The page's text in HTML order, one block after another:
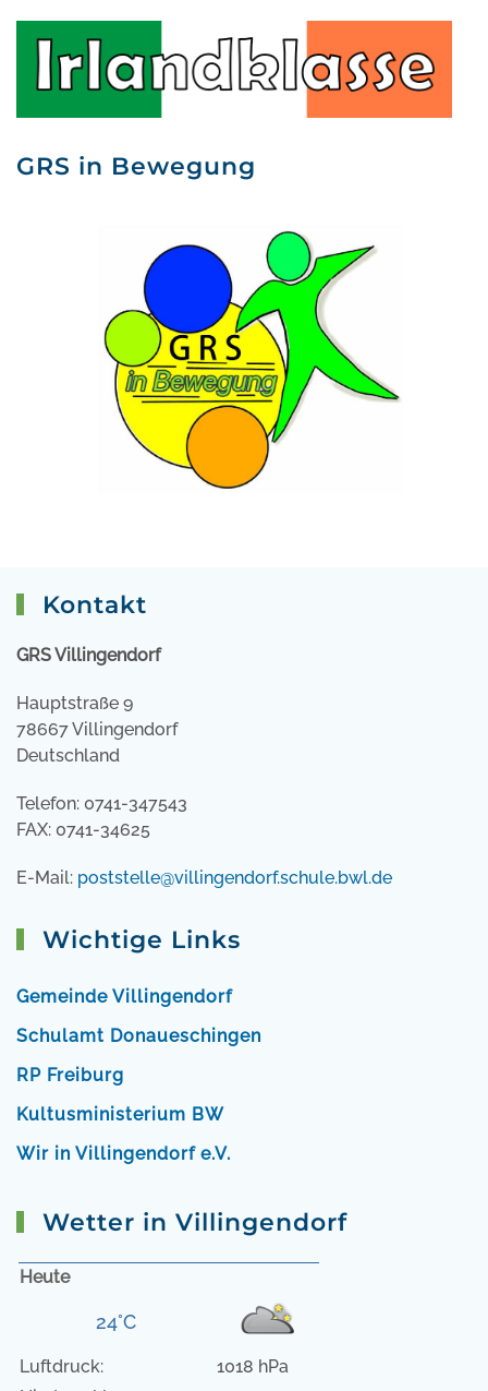
GRS in Bewegung
Kontakt
GRS Villingendorf
Hauptstraße 9
78667 Villingendorf
Deutschland
Telefon: 0741-347543
FAX: 0741-34625
E-Mail: poststelle@villingendorf.schule.bwl.de
Wichtige Links
Gemeinde Villingendorf
Schulamt Donaueschingen
RP Freiburg
Kultusministerium BW
Wir in Villingendorf e.V.
Wetter in Villingendorf
Heute
24°C
Luftdruck:
1018 hPa